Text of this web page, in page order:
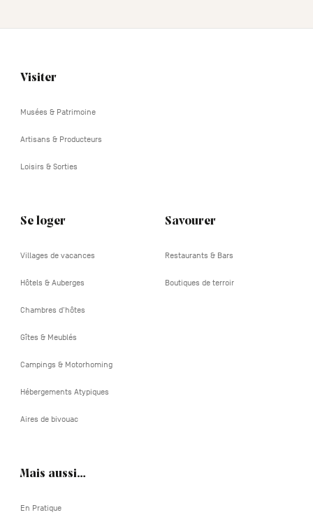
Navigation
Visiter
Musées & Patrimoine
Artisans & Producteurs
Loisirs & Sorties
Se loger
Villages de vacances
Hôtels & Auberges
Chambres d'hôtes
Gîtes & Meublés
Campings & Motorhoming
Hébergements Atypiques
Aires de bivouac
Savourer
Restaurants & Bars
Boutiques de terroir
Mais aussi…
En Pratique